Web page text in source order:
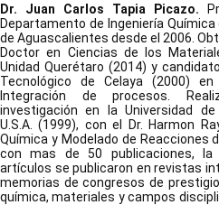
Dr. Juan Carlos Tapia Picazo.
Departamento de Ingeniería
de Aguascalientes desde el 2006.
Doctor en Ciencias de los
Unidad Querétaro (2014) y
Tecnológico de Celaya (2000)
Integración de procesos.
investigación en la Universidad
U.S.A. (1999), con el Dr. Harmon
Química y Modelado de Reacciones
con mas de 50 publicaciones,
artículos se publicaron en revistas
memorias de congresos de
química, materiales y campos